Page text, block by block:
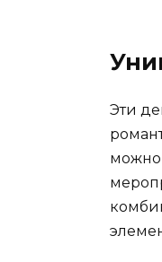
Эти
можно